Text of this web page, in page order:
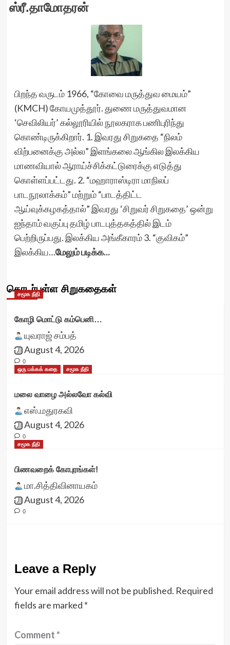
ஸ்ரீ.தாமோதரன்
பிறந்த வருடம் 1966, “கோவை மருத்துவ மையம்”
(KMCH) கோயமுத்தூர். துணை மருத்துவமான
‘செவிலியர்’ கல்லூரியில் நூலகராக பணிபுரிந்து
கொண்டிருக்கிறார். 1. இவரது சிறுகதை “நிலம்
விற்பனைக்கு அல்ல” இளங்கலை ஆங்கில இலக்கிய
மாணவியால் ஆராய்ச்சிக்கட்டுரைக்கு எடுத்து
கொள்ளப்பட்டது. 2. “மஹாராஸ்டிரா மாநிலப்
பாடநூலாக்கம்” மற்றும் “பாடத்திட்ட
ஆய்வுக்கழகத்தால்” இவரது ‘சிறுவர் சிறுகதை’ ஒன்று
ஐந்தாம் வகுப்பு தமிழ் பாடபுத்தகத்தில் இடம்
பெற்றிருப்பது. இலக்கிய அங்கீகாரம் 3. “குவிகம்”
இலக்கிய…மேலும் படிக்க...
தொடர்புள்ள சிறுகதைகள்
சமூக நீதி
கோழி மொட்டு கம்பெனி…
யுவராஜ் சம்பத்
August 4, 2026
0
ஒரு பக்கக் கதை
சமூக நீதி
மலை வாழை அல்லவோ கல்வி
எஸ்.மதுரகவி
August 4, 2026
0
சமூக நீதி
பிணவறைக் கோபுரங்கள்!
மா.சித்திவினாயகம்
August 4, 2026
0
Leave a Reply
Your email address will not be published. Required
fields are marked *
Comment*